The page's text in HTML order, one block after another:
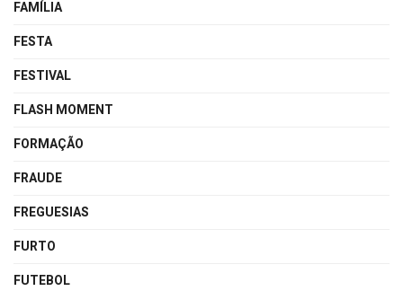
FAMÍLIA
FESTA
FESTIVAL
FLASH MOMENT
FORMAÇÃO
FRAUDE
FREGUESIAS
FURTO
FUTEBOL